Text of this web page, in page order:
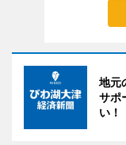
地元
サポ
い！